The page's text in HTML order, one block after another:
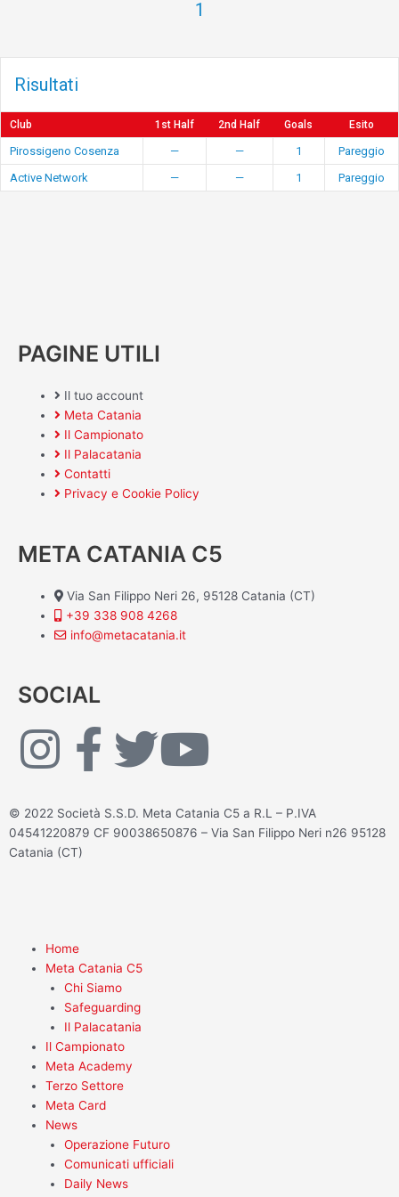
1
Risultati
Club 1st Half 2nd Half Goals Esito
Pirossigeno Cosenza — — 1
Pareggio
Active Network
— — 1 Pareggio
PAGINE UTILI
Il tuo account
Meta Catania
Il Campionato
Il Palacatania
Contatti
Privacy e Cookie Policy
META CATANIA C5
Via San Filippo Neri 26, 95128 Catania (CT)
+39 338 908 4268
info@metacatania.it
SOCIAL
I
s
g
r
a
m
F
a
c
o
o
k
-
f
T
i
e
r
Y
u
© 2022 Società S.S.D. Meta Catania C5 a R.L – P.IVA
04541220879 CF 90038650876 – Via San Filippo Neri n26 95128
Catania (CT)
Home
Meta Catania C5
Chi Siamo
Safeguarding
Il Palacatania
Il Campionato
Meta Academy
Terzo Settore
Meta Card
News
Operazione Futuro
Comunicati ufficiali
Daily News